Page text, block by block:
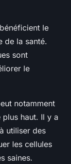
le
de la santé.
sont
le
notamment
plus haut. Il y a
utiliser des
les cellules
saines.